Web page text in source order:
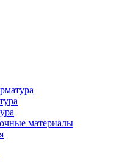
материалы